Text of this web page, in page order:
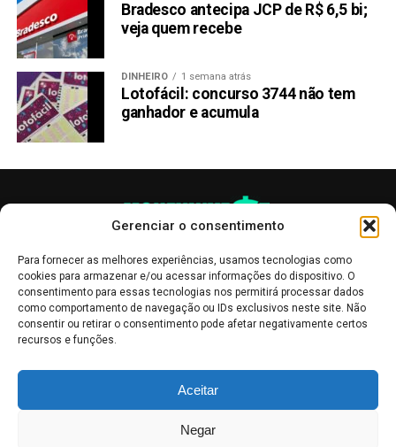
Gerenciar o consentimento
Para fornecer as melhores experiências, usamos tecnologias como
cookies para armazenar e/ou acessar informações do dispositivo. O
consentimento para essas tecnologias nos permitirá processar dados
como comportamento de navegação ou IDs exclusivos neste site. Não
consentir ou retirar o consentimento pode afetar negativamente certos
recursos e funções.
Aceitar
Negar
Bradesco antecipa JCP de R$ 6,5 bi;
veja quem recebe
DINHEIRO 1 semana atrás
Lotofácil: concurso 3744 não tem
ganhador e acumula
informativo, servindo como boletins de divulgação, e não devem ser
interpretadas como recomendações de investimento.Leia mais
Bolsa de Valores